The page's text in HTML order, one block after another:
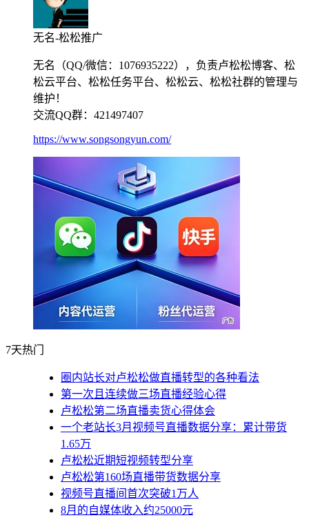
无名-松松推广
无名（QQ/微信：1076935222），负责卢松松博客、松
松云平台、松松任务平台、松松云、松松社群的管理与
维护！
交流QQ群：421497407
https://www.songsongyun.com/
7天热门
圈内站长对卢松松做直播转型的各种看法
第一次且连续做三场直播经验心得
卢松松第二场直播卖货心得体会
一个老站长3月视频号直播数据分享：累计带货
1.65万
卢松松近期短视频转型分享
卢松松第160场直播带货数据分享
视频号直播间首次突破1万人
8月的自媒体收入约25000元